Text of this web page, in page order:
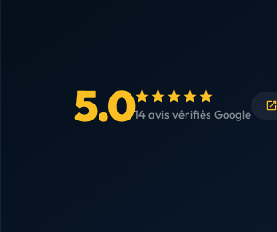
5.014 avis vérifiés Google